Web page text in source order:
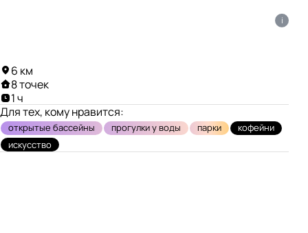
i
6 км
8 точек
1 ч
Для тех, кому нравится:
открытые бассейны прогулки у воды парки
кофейни
искусство